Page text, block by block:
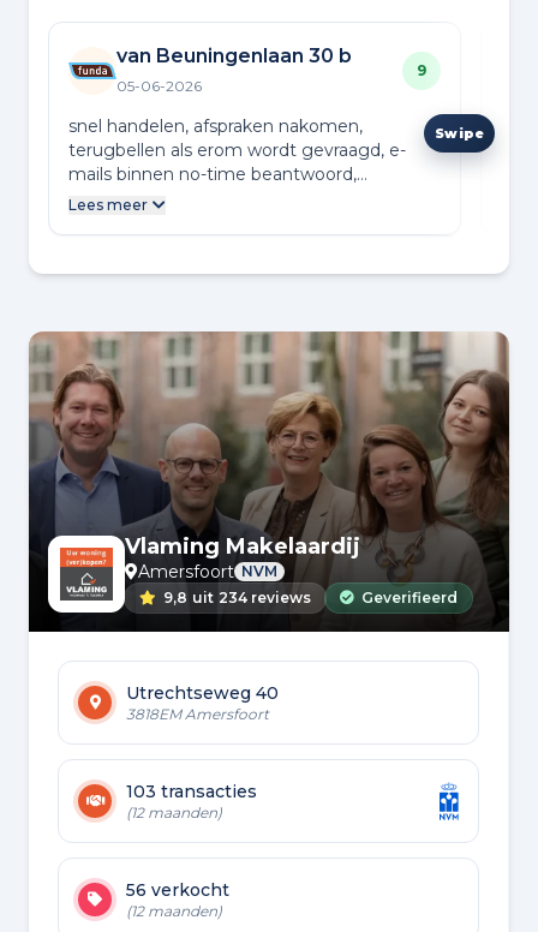
van Beuningenlaan 30 b
05-06-2026
9
snel handelen, afspraken nakomen,
terugbellen als erom wordt gevraagd, e-
mails binnen no-time beantwoord,
doorpakken, kennis van de marktsituatie,
Lees meer
Vlaming Makelaardij
Amersfoort NVM
9,8 uit 234 reviews Geverifieerd
Utrechtseweg 40
3818EM Amersfoort
103 transacties
(12 maanden)
56 verkocht
(12 maanden)